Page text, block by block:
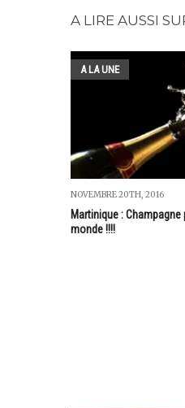
A LIRE AUSSI
A LA UNE
NOVEMBRE 20TH, 2016
Martinique :
monde !!!!